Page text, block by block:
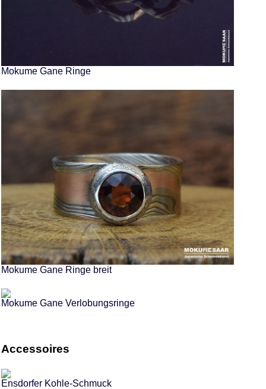
Mokume Gane Ringe
Mokume Gane Ringe breit
Mokume Gane Verlobungsringe
Accessoires
Ensdorfer Kohle-Schmuck